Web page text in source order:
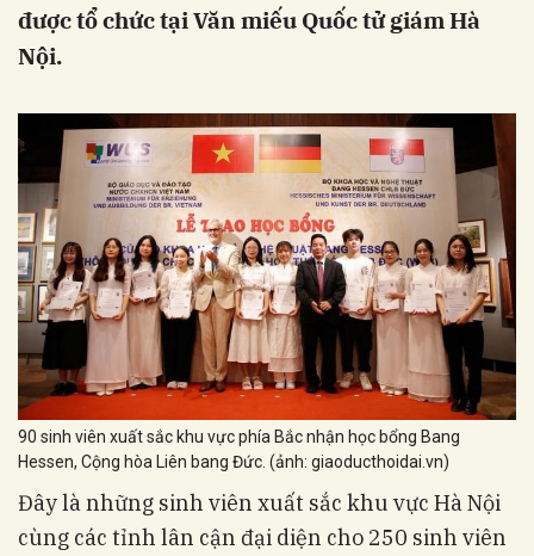
được tổ chức tại Văn miếu Quốc tử giám Hà
Nội.
90 sinh viên xuất sắc khu vực phía Bắc nhận học bổng Bang
Hessen, Cộng hòa Liên bang Đức. (ảnh: giaoducthoidai.vn)
Đây là những sinh viên xuất sắc khu vực Hà Nội
cùng các tỉnh lân cận đại diện cho 250 sinh viên